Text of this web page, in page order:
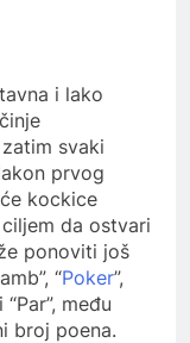
i lako
svaki
prvog
kockice
da ostvari
ponoviti još
“Poker”,
“Par”, među
broj poena.